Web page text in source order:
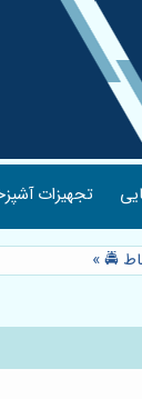
تجهیزات
🚔
»